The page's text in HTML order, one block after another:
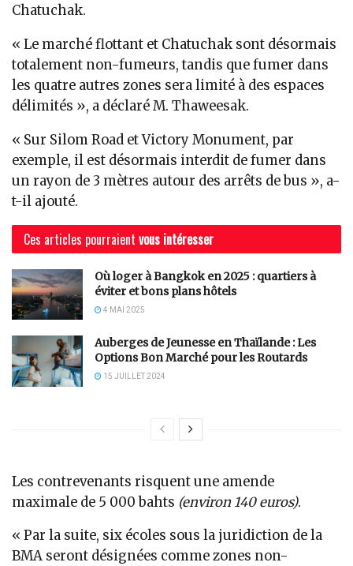
Chatuchak.
« Le marché flottant et Chatuchak sont désormais
totalement non-fumeurs, tandis que fumer dans
les quatre autres zones sera limité à des espaces
délimités », a déclaré M. Thaweesak.
« Sur Silom Road et Victory Monument, par
exemple, il est désormais interdit de fumer dans
un rayon de 3 mètres autour des arrêts de bus », a-
t-il ajouté.
Ces articles pourraient vous intéresser
Où loger à Bangkok en 2025 : quartiers à
éviter et bons plans hôtels
4 MAI 2025
Auberges de Jeunesse en Thaïlande : Les
Options Bon Marché pour les Routards
15 JUILLET 2024
Les contrevenants risquent une amende
maximale de 5 000 bahts (environ 140 euros).
« Par la suite, six écoles sous la juridiction de la
BMA seront désignées comme zones non-